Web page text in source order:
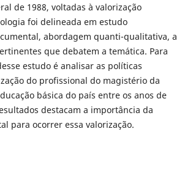
de 1988, voltadas à valorização
foi delineada em estudo
abordagem quanti-qualitativa, a
que debatem a temática. Para
estudo é analisar as políticas
do profissional do magistério da
básica do país entre os anos de
destacam a importância da
para ocorrer essa valorização.